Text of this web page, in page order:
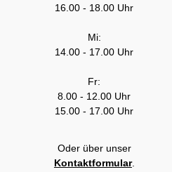
16.00 - 18.00 Uhr
Mi:
14.00 - 17.00 Uhr
Fr:
8.00 - 12.00 Uhr
15.00 - 17.00 Uhr
Oder über unser
Kontaktformular.